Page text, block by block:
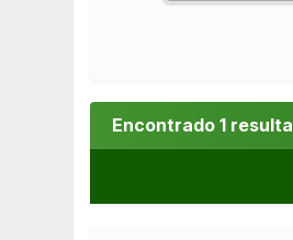
Encontrado 1